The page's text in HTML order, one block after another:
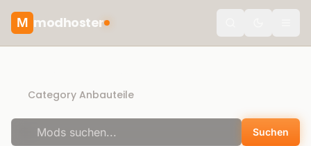
M modhoster
Category Anbauteile
Suchen